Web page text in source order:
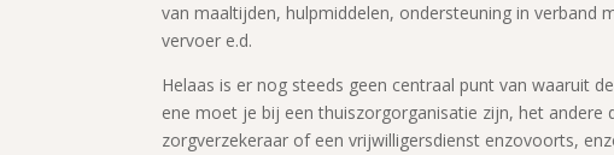
van maaltijden, hulpmiddelen, ondersteuning in verband
vervoer e.d.
Helaas is er nog steeds geen centraal punt van waaruit
ene moet je bij een thuiszorgorganisatie zijn, het andere
zorgverzekeraar of een vrijwilligersdienst enzovoorts,